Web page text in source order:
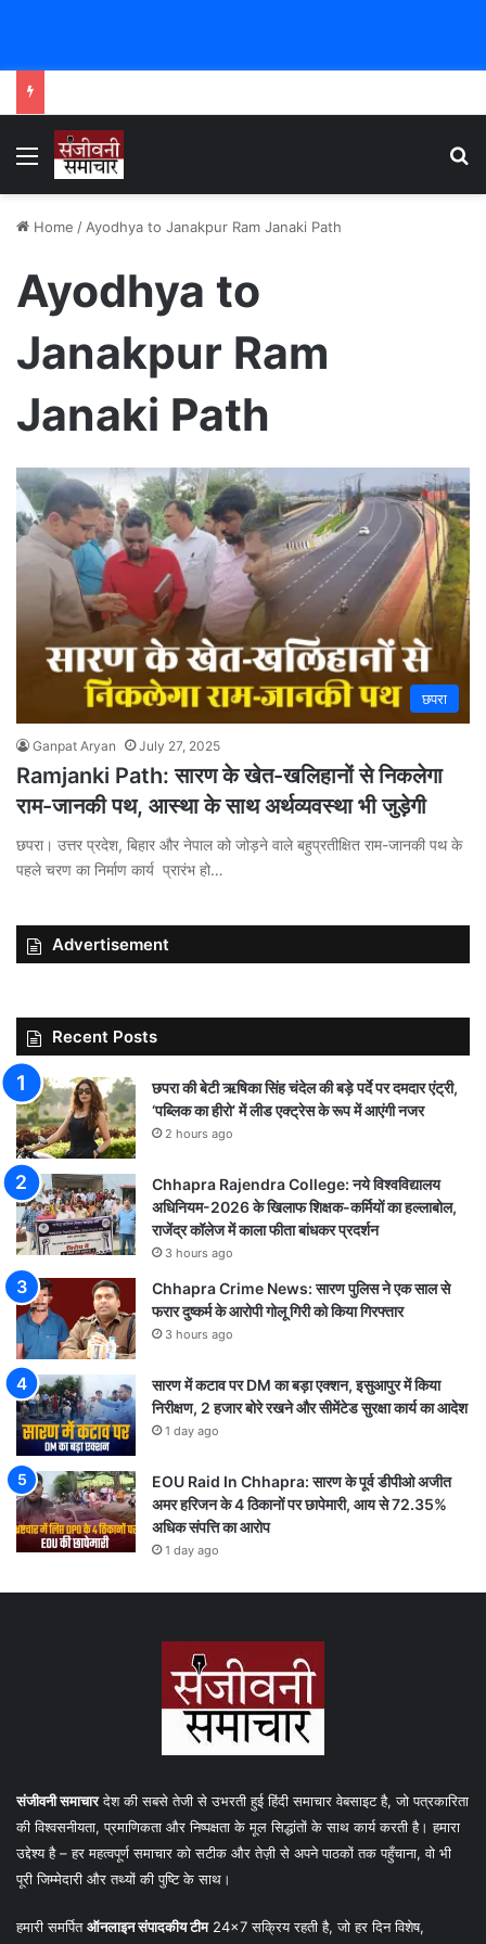
Menu
Home / Ayodhya to Janakpur Ram Janaki Path
Ayodhya to
Janakpur Ram
Janaki Path
छपरा
Ganpat Aryan July 27, 2025
Ramjanki Path: सारण के खेत-खलिहानों से निकलेगा
राम-जानकी पथ, आस्था के साथ अर्थव्यवस्था भी जुड़ेगी
छपरा। उत्तर प्रदेश, बिहार और नेपाल को जोड़ने वाले बहुप्रतीक्षित राम-जानकी पथ के
पहले चरण का निर्माण कार्य प्रारंभ हो…
Advertisement
Recent Posts
छपरा की बेटी ऋषिका सिंह चंदेल की बड़े पर्दे पर दमदार एंट्री,
‘पब्लिक का हीरो’ में लीड एक्ट्रेस के रूप में आएंगी नजर
2 hours ago
Chhapra Rajendra College: नये विश्वविद्यालय
अधिनियम-2026 के खिलाफ शिक्षक-कर्मियों का हल्लाबोल,
राजेंद्र कॉलेज में काला फीता बांधकर प्रदर्शन
3 hours ago
Chhapra Crime News: सारण पुलिस ने एक साल से
फरार दुष्कर्म के आरोपी गोलू गिरी को किया गिरफ्तार
3 hours ago
सारण में कटाव पर DM का बड़ा एक्शन, इसुआपुर में किया
निरीक्षण, 2 हजार बोरे रखने और सीमेंटेड सुरक्षा कार्य का आदेश
1 day ago
EOU Raid In Chhapra: सारण के पूर्व डीपीओ अजीत
अमर हरिजन के 4 ठिकानों पर छापेमारी, आय से 72.35%
अधिक संपत्ति का आरोप
1 day ago
संजीवनी समाचारदेश की सबसे तेजी से उभरती हुई हिंदी समाचार वेबसाइट है, जो पत्रकारिता
की विश्वसनीयता, प्रमाणिकता और निष्पक्षता के मूल सिद्धांतों के साथ कार्य करती है। हमारा
उद्देश्य है – हर महत्वपूर्ण समाचार को सटीक और तेज़ी से अपने पाठकों तक पहुँचाना, वो भी
पूरी जिम्मेदारी और तथ्यों की पुष्टि के साथ।
हमारी समर्पितऑनलाइन संपादकीय टीम24×7 सक्रिय रहती है, जो हर दिन विशेष,